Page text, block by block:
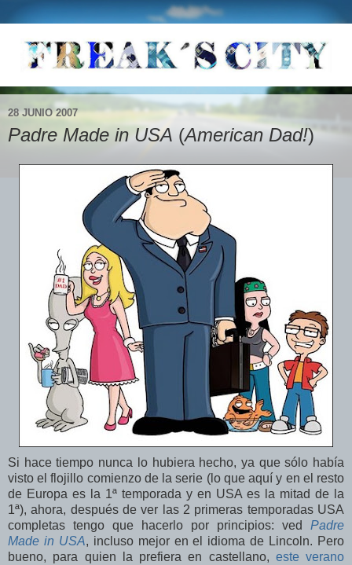
28 JUNIO 2007
Padre Made in USA (American Dad!)
Si hace tiempo nunca lo hubiera hecho, ya que sólo había
visto el flojillo comienzo de la serie (lo que aquí y en el resto
de Europa es la 1ª temporada y en USA es la mitad de la
1ª), ahora, después de ver las 2 primeras temporadas USA
completas tengo que hacerlo por principios: ved Padre
Made in USA, incluso mejor en el idioma de Lincoln. Pero
bueno, para quien la prefiera en castellano, este verano